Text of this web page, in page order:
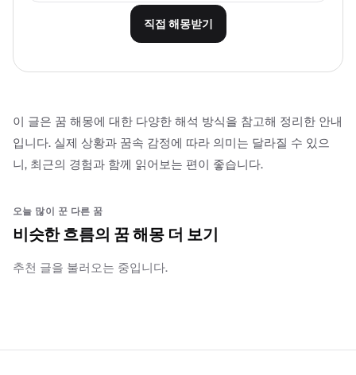
직접 해몽받기
이 글은 꿈 해몽에 대한 다양한 해석 방식을 참고해 정리한 안내
입니다. 실제 상황과 꿈속 감정에 따라 의미는 달라질 수 있으
니, 최근의 경험과 함께 읽어보는 편이 좋습니다.
오늘 많이 꾼 다른 꿈
비슷한 흐름의 꿈 해몽 더 보기
추천 글을 불러오는 중입니다.